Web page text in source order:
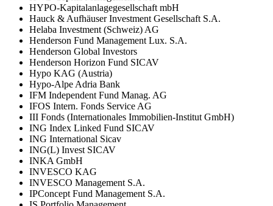
HYPO-Kapitalanlagegesellschaft mbH
Hauck & Aufhäuser Investment Gesellschaft S.A.
Helaba Investment (Schweiz) AG
Henderson Fund Management Lux. S.A.
Henderson Global Investors
Henderson Horizon Fund SICAV
Hypo KAG (Austria)
Hypo-Alpe Adria Bank
IFM Independent Fund Manag. AG
IFOS Intern. Fonds Service AG
III Fonds (Internationales Immobilien-Institut GmbH)
ING Index Linked Fund SICAV
ING International Sicav
ING(L) Invest SICAV
INKA GmbH
INVESCO KAG
INVESCO Management S.A.
IPConcept Fund Management S.A.